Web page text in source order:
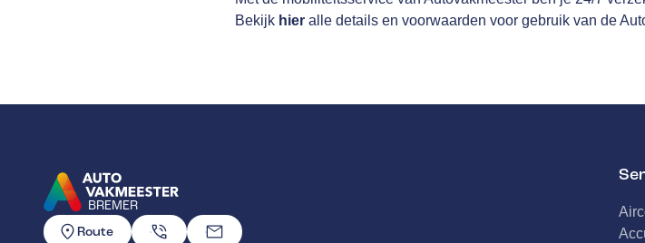
Bekijk hier alle details en voorwaarden voor gebruik van de
BREMER
GA NAAR DE HOMEPAGINA
Route